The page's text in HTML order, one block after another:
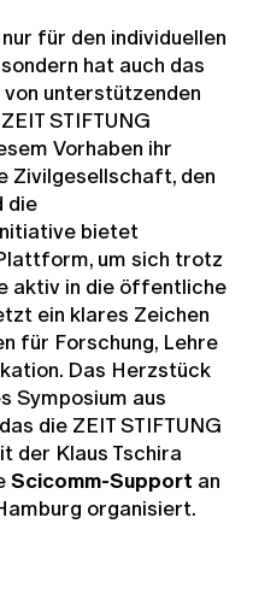
für den individuellen
hat auch das
unterstützenden
STIFTUNG
Vorhaben ihr
Zivilgesellschaft, den
die
bietet
um sich trotz
aktiv in die öffentliche
ein klares Zeichen
für Forschung, Lehre
Das Herzstück
Symposium aus
die ZEIT STIFTUNG
der Klaus Tschira
Scicomm-Support an
organisiert.